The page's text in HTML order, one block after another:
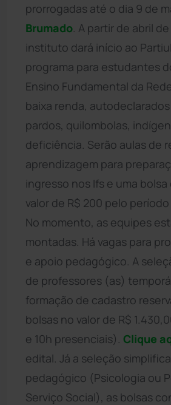
prorrogadas até o dia 9 de
Brumado . A partir de abril
instituto dará início ao
programa para estudantes
Ensino Fundamental da
baixa renda,
pardos, quilombolas,
deficiência. Serão aulas de
aprendizagem para
ingresso nos Ifs e uma
valor de R$ 200 pelo período
No momento, as equipes
montadas. Há vagas para
e apoio pedagógico. A
de professores (as)
formação de cadastro
bolsas no valor de R$
e 10h presenciais). Clique
edital. Já a seleção
pedagógico (Psicologia ou
Serviço Social), as bolsas